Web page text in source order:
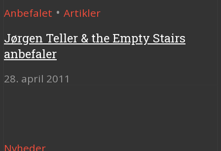
Anbefalet • Artikler
Jørgen Teller & the Empty Stairs
anbefaler
28. april 2011
Nyheder